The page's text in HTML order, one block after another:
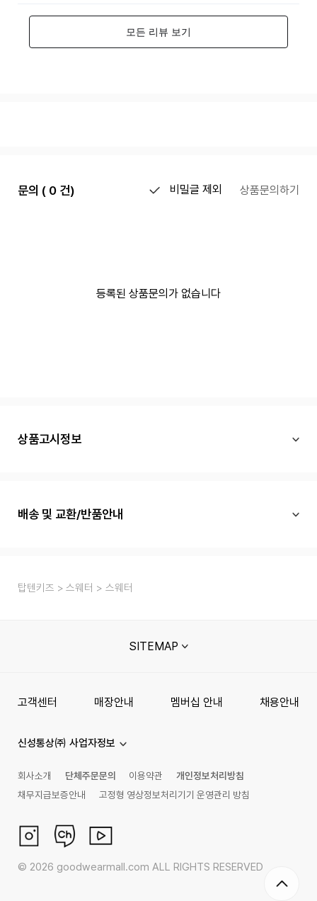
문의 ( 0 건) 비밀글 제외 상품문의하기
등록된 상품문의가 없습니다
상품고시정보
배송 및 교환/반품안내
탑텐키즈 스웨터 스웨터
SITEMAP
고객센터 매장안내 멤버십 안내 채용안내
신성통상㈜ 사업자정보
회사소개 단체주문문의 이용약관
개인정보처리방침
채무지급보증안내
고정형 영상정보처리기기 운영관리 방침
© 2026 goodwearmall.com ALL RIGHTS RESERVED